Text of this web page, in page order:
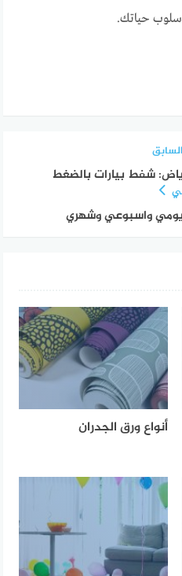
حياتك.
السابق
شفط بيارات بالضغط
واسبوعي وشهري
أنواع ورق الجدران